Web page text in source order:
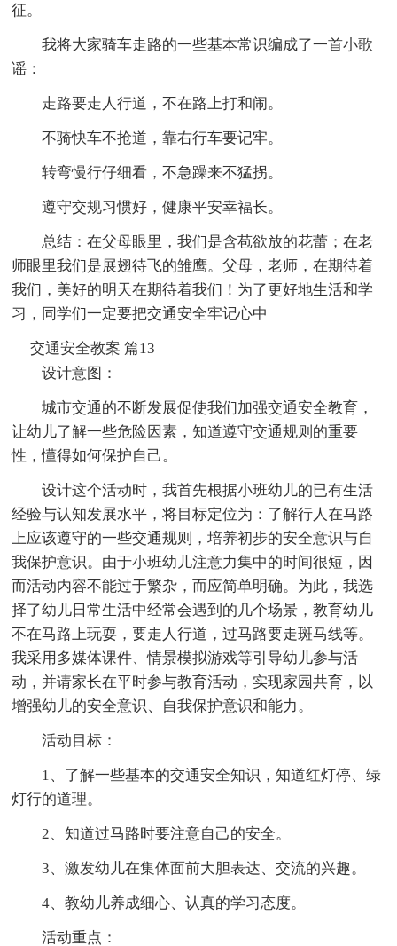
征。
我将大家骑车走路的一些基本常识编成了一首小歌
谣：
走路要走人行道，不在路上打和闹。
不骑快车不抢道，靠右行车要记牢。
转弯慢行仔细看，不急躁来不猛拐。
遵守交规习惯好，健康平安幸福长。
总结：在父母眼里，我们是含苞欲放的花蕾；在老
师眼里我们是展翅待飞的雏鹰。父母，老师，在期待着
我们，美好的明天在期待着我们！为了更好地生活和学
习，同学们一定要把交通安全牢记心中
交通安全教案 篇13
设计意图：
城市交通的不断发展促使我们加强交通安全教育，
让幼儿了解一些危险因素，知道遵守交通规则的重要
性，懂得如何保护自己。
设计这个活动时，我首先根据小班幼儿的已有生活
经验与认知发展水平，将目标定位为：了解行人在马路
上应该遵守的一些交通规则，培养初步的安全意识与自
我保护意识。由于小班幼儿注意力集中的时间很短，因
而活动内容不能过于繁杂，而应简单明确。为此，我选
择了幼儿日常生活中经常会遇到的几个场景，教育幼儿
不在马路上玩耍，要走人行道，过马路要走斑马线等。
我采用多媒体课件、情景模拟游戏等引导幼儿参与活
动，并请家长在平时参与教育活动，实现家园共育，以
增强幼儿的安全意识、自我保护意识和能力。
活动目标：
1、了解一些基本的交通安全知识，知道红灯停、绿
灯行的道理。
2、知道过马路时要注意自己的安全。
3、激发幼儿在集体面前大胆表达、交流的兴趣。
4、教幼儿养成细心、认真的学习态度。
活动重点：